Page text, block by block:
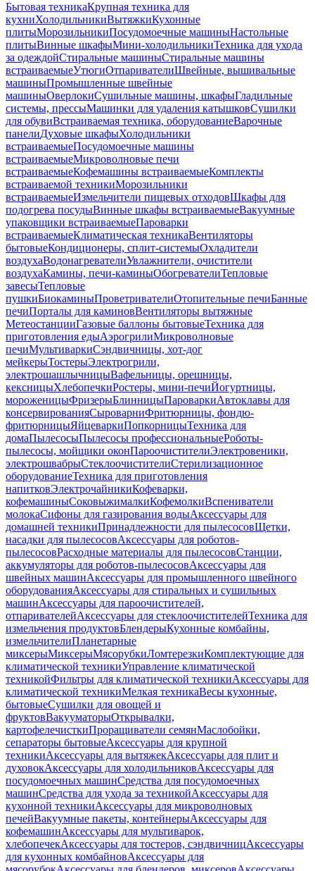
Бытовая техникаКрупная техника для
кухниХолодильникиВытяжкиКухонные
плитыМорозильникиПосудомоечные машиныНастольные
плитыВинные шкафыМини-холодильникиТехника для ухода
за одеждойСтиральные машиныСтиральные машины
встраиваемыеУтюгиОтпаривателиШвейные, вышивальные
машиныПромышленные швейные
машиныОверлокиСушильные машины, шкафыГладильные
системы, прессыМашинки для удаления катышковСушилки
для обувиВстраиваемая техника, оборудованиеВарочные
панелиДуховые шкафыХолодильники
встраиваемыеПосудомоечные машины
встраиваемыеМикроволновые печи
встраиваемыеКофемашины встраиваемыеКомплекты
встраиваемой техникиМорозильники
встраиваемыеИзмельчители пищевых отходовШкафы для
подогрева посудыВинные шкафы встраиваемыеВакуумные
упаковщики встраиваемыеПароварки
встраиваемыеКлиматическая техникаВентиляторы
бытовыеКондиционеры, сплит-системыОхладители
воздухаВодонагревателиУвлажнители, очистители
воздухаКамины, печи-каминыОбогревателиТепловые
завесыТепловые
пушкиБиокаминыПроветривателиОтопительные печиБанные
печиПорталы для каминовВентиляторы вытяжные
МетеостанцииГазовые баллоны бытовыеТехника для
приготовления едыАэрогрилиМикроволновые
печиМультиваркиСэндвичницы, хот-дог
мейкерыТостерыЭлектрогрили,
электрошашлычницыВафельницы, орешницы,
кексницыХлебопечкиРостеры, мини-печиЙогуртницы,
мороженицыФризерыБлинницыПароваркиАвтоклавы для
консервированияСыроварниФритюрницы, фондю-
фритюрницыЯйцеваркиПопкорницыТехника для
домаПылесосыПылесосы профессиональныеРоботы-
пылесосы, мойщики оконПароочистителиЭлектровеники,
электрошвабрыСтеклоочистителиСтерилизационное
оборудованиеТехника для приготовления
напитковЭлектрочайникиКофеварки,
кофемашиныСоковыжималкиКофемолкиВспениватели
молокаСифоны для газирования водыАксессуары для
домашней техникиПринадлежности для пылесосовЩетки,
насадки для пылесосовАксессуары для роботов-
пылесосовРасходные материалы для пылесосовСтанции,
аккумуляторы для роботов-пылесосовАксессуары для
швейных машинАксессуары для промышленного швейного
оборудованияАксессуары для стиральных и сушильных
машинАксессуары для пароочистителей,
отпаривателейАксессуары для стеклоочистителейТехника для
измельчения продуктовБлендерыКухонные комбайны,
измельчителиПланетарные
миксерыМиксерыМясорубкиЛомтерезкиКомплектующие для
климатической техникиУправление климатической
техникойФильтры для климатической техникиАксессуары для
климатической техникиМелкая техникаВесы кухонные,
бытовыеСушилки для овощей и
фруктовВакууматорыОткрывалки,
картофелечисткиПроращиватели семянМаслобойки,
сепараторы бытовыеАксессуары для крупной
техникиАксессуары для вытяжекАксессуары для плит и
духовокАксессуары для холодильниковАксессуары для
посудомоечных машинСредства для посудомоечных
машинСредства для ухода за техникойАксессуары для
кухонной техникиАксессуары для микроволновых
печейВакуумные пакеты, контейнерыАксессуары для
кофемашинАксессуары для мультиварок,
хлебопечекАксессуары для тостеров, сэндвичницАксессуары
для кухонных комбайновАксессуары для